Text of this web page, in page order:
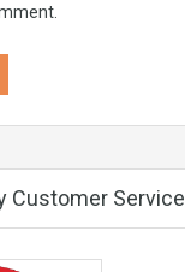
Customer Service